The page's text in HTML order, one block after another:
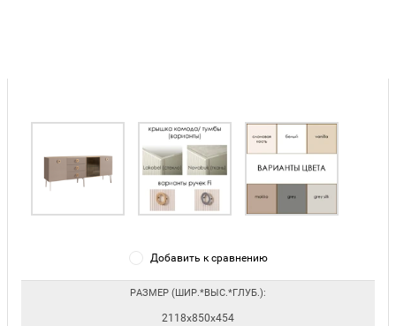
Добавить к сравнению
РАЗМЕР (ШИР.*ВЫС.*ГЛУБ.):
2118х850х454